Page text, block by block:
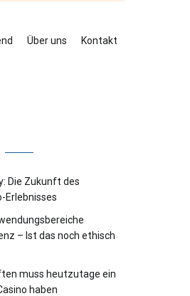
Über uns Kontakt
Die Zukunft des
Erlebnisses
– Ist das noch ethisch
muss heutzutage ein
haben